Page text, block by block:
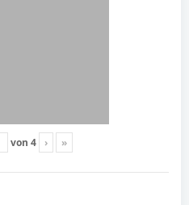
von 4 › »